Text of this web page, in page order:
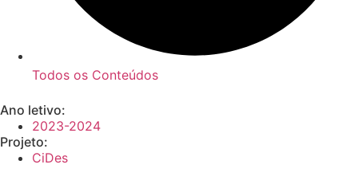
Todos os Conteúdos
Ano letivo:
2023-2024
Projeto:
CiDes